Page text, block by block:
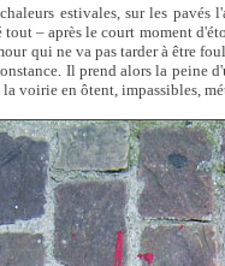
estivales, sur les pavés
tout – après le court moment
qui ne va pas tarder à être
Il prend alors la peine
voirie en ôtent, impassibles,